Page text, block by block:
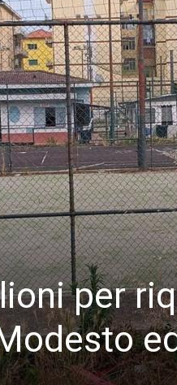
per